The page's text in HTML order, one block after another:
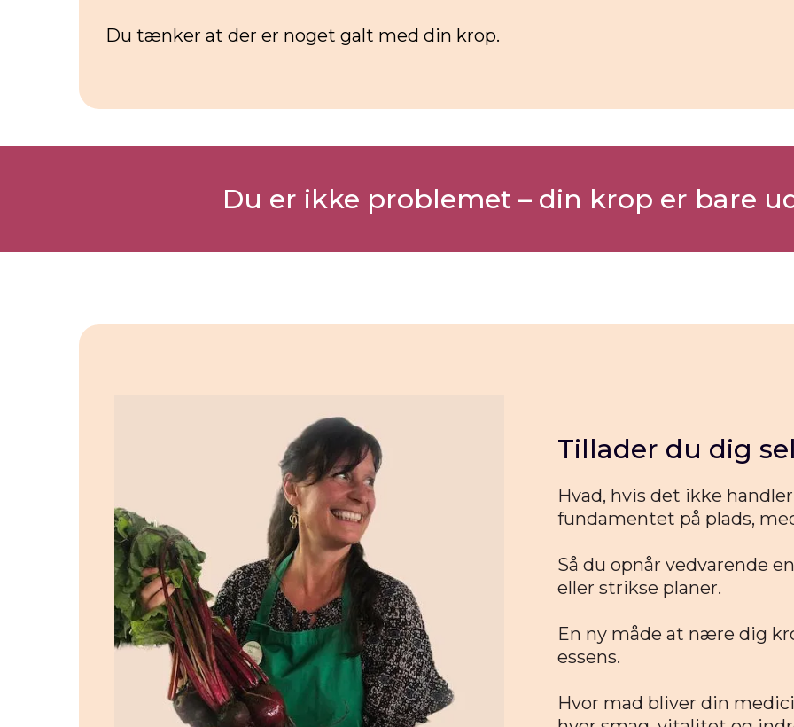
Du tænker at der er noget galt med din krop.
Du er ikke problemet – din krop er bare
Tillader du dig
Hvad, hvis det ikke
fundamentet på plads,
Så du opnår vedvarende
eller strikse planer.
En ny måde at nære dig
essens.
Hvor mad bliver din